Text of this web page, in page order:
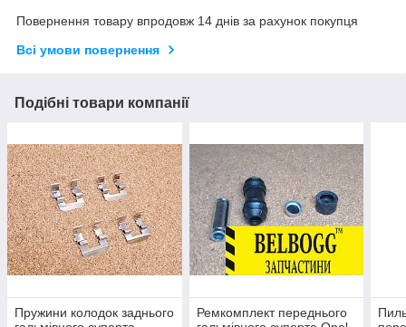
Повернення товару впродовж 14 днів за рахунок покупця
Всі умови повернення
Подібні товари компанії
Пружини колодок заднього
Ремкомплект переднього